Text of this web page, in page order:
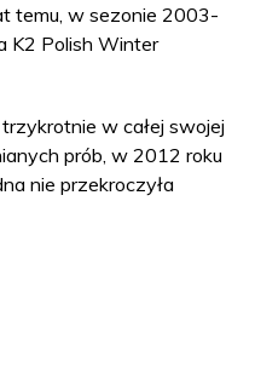
temu, w sezonie 2003-
K2 Polish Winter
w całej swojej
prób, w 2012 roku
nie przekroczyła